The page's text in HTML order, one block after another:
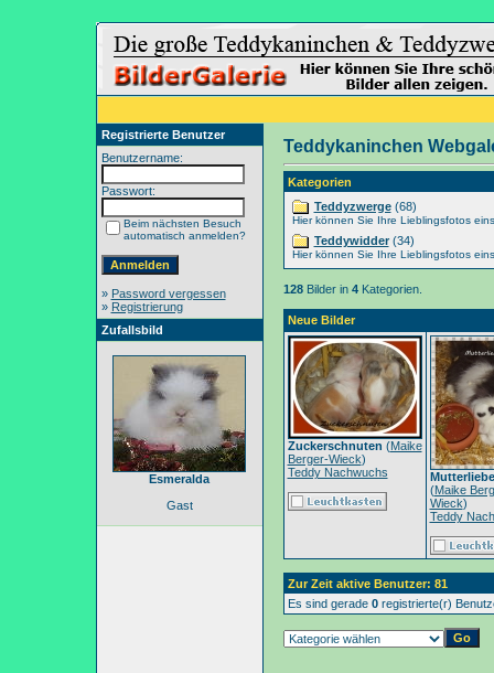
Registrierte Benutzer
Benutzername:
Passwort:
Beim nächsten Besuch
automatisch anmelden?
» Password vergessen
» Registrierung
Zufallsbild
Esmeralda
Gast
Teddykaninchen
Kategorien
Teddyzwerge(68)
Hier können Sie Ihre Lieblingsfotos
Teddywidder(34)
Hier können Sie Ihre Lieblingsfotos
128Bilder in 4Kategorien.
Neue Bilder
Zuckerschnuten (Maike
Berger-Wieck)
Teddy Nachwuchs
Mutterliebe
(Maike
Wieck)
Teddy
Zur Zeit aktive Benutzer: 81
Es sind gerade 0registrierte(r)